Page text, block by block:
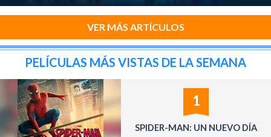
VER MÁS ARTÍCULOS
PELÍCULAS MÁS VISTAS DE LA SEMANA
1
SPIDER-MAN: UN NUEVO DÍA